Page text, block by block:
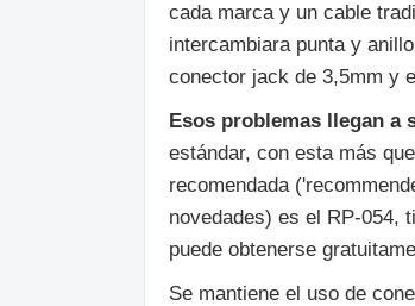
cada marca y un cable
intercambiara punta y
conector jack de 3,5mm y
Esos problemas llegan a
estándar, con esta más
recomendada
novedades) es el RP-054,
puede obtenerse
Se mantiene el uso de